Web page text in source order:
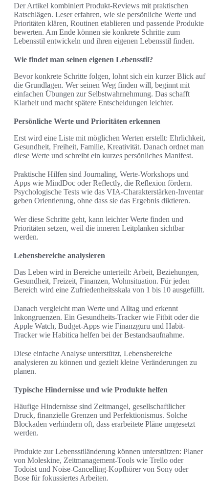
Der Artikel kombiniert Produkt-Reviews mit praktischen
Ratschlägen. Leser erfahren, wie sie persönliche Werte und
Prioritäten klären, Routinen etablieren und passende Produkte
bewerten. Am Ende können sie konkrete Schritte zum
Lebensstil entwickeln und ihren eigenen Lebensstil finden.
Wie findet man seinen eigenen Lebensstil?
Bevor konkrete Schritte folgen, lohnt sich ein kurzer Blick auf
die Grundlagen. Wer seinen Weg finden will, beginnt mit
einfachen Übungen zur Selbstwahrnehmung. Das schafft
Klarheit und macht spätere Entscheidungen leichter.
Persönliche Werte und Prioritäten erkennen
Erst wird eine Liste mit möglichen Werten erstellt: Ehrlichkeit,
Gesundheit, Freiheit, Familie, Kreativität. Danach ordnet man
diese Werte und schreibt ein kurzes persönliches Manifest.
Praktische Hilfen sind Journaling, Werte-Workshops und
Apps wie MindDoc oder Reflectly, die Reflexion fördern.
Psychologische Tests wie das VIA-Charakterstärken-Inventar
geben Orientierung, ohne dass sie das Ergebnis diktieren.
Wer diese Schritte geht, kann leichter Werte finden und
Prioritäten setzen, weil die inneren Leitplanken sichtbar
werden.
Lebensbereiche analysieren
Das Leben wird in Bereiche unterteilt: Arbeit, Beziehungen,
Gesundheit, Freizeit, Finanzen, Wohnsituation. Für jeden
Bereich wird eine Zufriedenheitsskala von 1 bis 10 ausgefüllt.
Danach vergleicht man Werte und Alltag und erkennt
Inkongruenzen. Ein Gesundheits-Tracker wie Fitbit oder die
Apple Watch, Budget-Apps wie Finanzguru und Habit-
Tracker wie Habitica helfen bei der Bestandsaufnahme.
Diese einfache Analyse unterstützt, Lebensbereiche
analysieren zu können und gezielt kleine Veränderungen zu
planen.
Typische Hindernisse und wie Produkte helfen
Häufige Hindernisse sind Zeitmangel, gesellschaftlicher
Druck, finanzielle Grenzen und Perfektionismus. Solche
Blockaden verhindern oft, dass erarbeitete Pläne umgesetzt
werden.
Produkte zur Lebensstiländerung können unterstützen: Planer
von Moleskine, Zeitmanagement-Tools wie Trello oder
Todoist und Noise-Cancelling-Kopfhörer von Sony oder
Bose für fokussiertes Arbeiten.